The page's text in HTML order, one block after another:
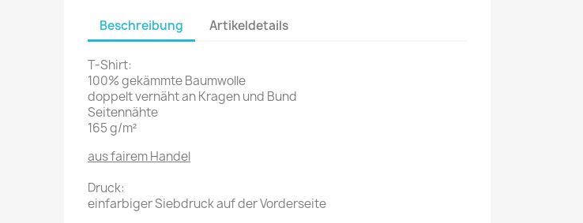
Beschreibung Artikeldetails
T-Shirt:
100% gekämmte Baumwolle
doppelt vernäht an Kragen und Bund
Seitennähte
165 g/m²
aus fairem Handel
Druck:
einfarbiger Siebdruck auf der Vorderseite